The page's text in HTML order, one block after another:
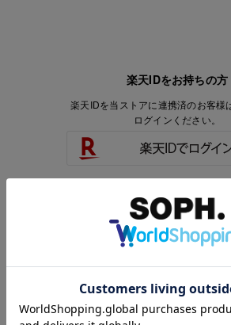
楽天IDをお持ちの方
楽天IDを当ストアに連携済のお客様
ログインください。
楽天IDをお持ちで、当ストアのア
お持ちでないお客様はこちら
会員登録いただけます。